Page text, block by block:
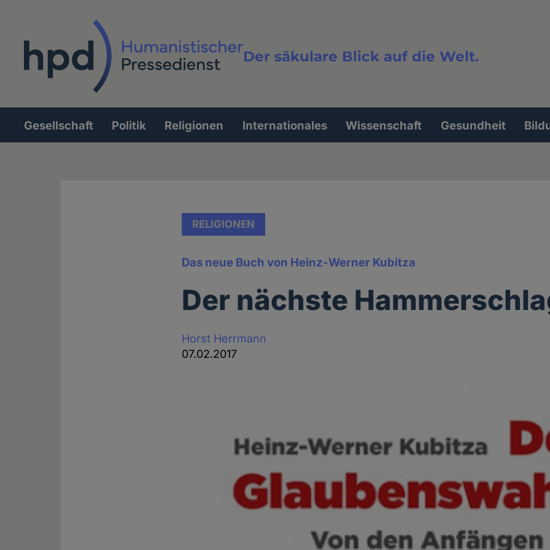
Der säkulare Blick auf die Welt.
Volltextsuche
Hauptnavigation
Gesellschaft Politik Religionen Internationales Wissenschaft Gesundheit
RELIGIONEN
Das neue Buch von Heinz-Werner Kubitza
Der nächste
Horst Herrmann
07.02.2017